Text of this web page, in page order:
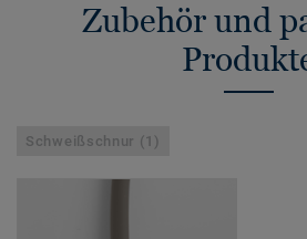
Zubehör und
Schweißschnur (1)